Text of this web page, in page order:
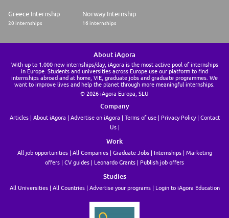
Habilidades interpersonales
* Comunicación asertiva (Obligatorio)
* Trabajo en equipo (Obligatorio)
VALORAMOS TU IMPACTO
Tu contribución importa, y la reconocemos. En Santander puedes esperar
un paquete retributivo justo y competitivo que refleje tu impacto y el
* Flexibilidad que funciona. Disfruta de modelos de trabajo híbridos,
algunos días remotos, otros días presenciales con tu equipo, junto con
* Recompensas competitivas. Recibe un salario altamente competitivo
con bonos basados en el desempeño, motivándote a seguir creciendo
con nosotros.
* Impulsamos a nuestros equipos a ir más allá mediante oportunidades
de crecimiento, movilidad internacional y amplias trayectorias de carrera
* Ventajas financieras. Benefíciese de condiciones bancarias
preferenciales, tasas de interés especiales en préstamos, seguros de vida
* Beneficios adicionales. Membresía de gimnasio, centros médicos en
algunas de nuestras instalaciones, subsidio de comidas, servicio de
Greece Internship
20 internships
Norway Internship
16 internships
About iAgora
With up to 1.000 new internships/day, iAgora is the most active pool of internships
in Europe. Students and universities across Europe use our platform to find
internships abroad and at home, VIE, graduate jobs and graduate programmes. We
want to improve lives and help the planet through more meaningful internships.
© 2026 iAgora Europa, SLU
Company
Articles About iAgora Advertise on iAgora Terms of use Privacy Policy
Contact
Us
Work
All job opportunities All Companies Graduate Jobs Internships
Marketing
offers
CV guides Leonardo Grants Publish job offers
Studies
All Universities All Countries Advertise your programs Login to iAgora Education